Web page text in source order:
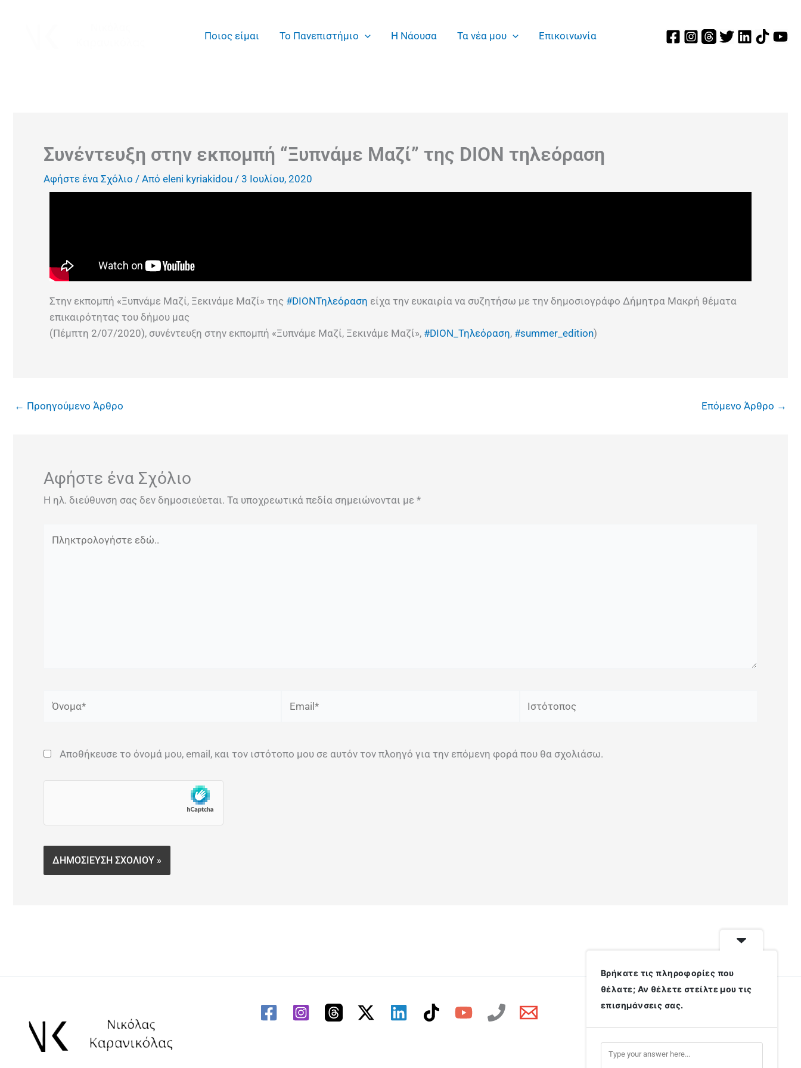
Ποιος είμαι Το Πανεπιστήμιο Η Νάουσα Τα νέα μου Επικοινωνία
Συνέντευξη στην εκπομπή “Ξυπνάμε Μαζί” της DION τηλεόραση
Αφήστε ένα Σχόλιο / Από eleni kyriakidou / 3 Ιουλίου, 2020
Στην εκπομπή «Ξυπνάμε Μαζί, Ξεκινάμε Μαζί» της #DIONΤηλεόραση είχα την ευκαιρία να συζητήσω με την δημοσιογράφο Δήμητρα Μακρή θέματα
επικαιρότητας του δήμου μας
(Πέμπτη 2/07/2020), συνέντευξη στην εκπομπή «Ξυπνάμε Μαζί, Ξεκινάμε Μαζί», #DION_Τηλεόραση, #summer_edition)
← Προηγούμενο Άρθρο Επόμενο Άρθρο →
Αφήστε ένα Σχόλιο
Η ηλ. διεύθυνση σας δεν δημοσιεύεται. Τα υποχρεωτικά πεδία σημειώνονται με *
εδώ..
Αποθήκευσε το όνομά μου, email, και τον ιστότοπο μου σε αυτόν τον πλοηγό για την επόμενη φορά που θα σχολιάσω.
Διεύθυνση
Εγνατίας 154, ΑΠΘ, Πολυτεχνείο,
Βρήκατε τις πληροφορίες που
θέλατε; Αν θέλετε στείλτε μου τις
επισημάνσεις σας.